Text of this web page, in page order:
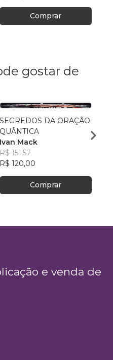
Comprar
gostar de
SEGREDOS DA ORAÇÃO
QUÂNTICA
Ivan Mack
R$ 151,57
R$ 120,00
Comprar
Pr
e venda de